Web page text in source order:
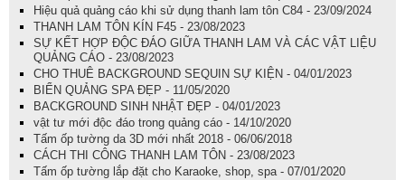
Hiệu quả quảng cáo khi sử dụng thanh lam tôn C84 - 23/09/2024
THANH LAM TÔN KÍN F45 - 23/08/2023
SỰ KẾT HỢP ĐỘC ĐÁO GIỮA THANH LAM VÀ CÁC VẬT LIỆU
QUẢNG CÁO - 23/08/2023
CHO THUÊ BACKGROUND SEQUIN SỰ KIỆN - 04/01/2023
BIỂN QUẢNG SPA ĐẸP - 11/05/2020
BACKGROUND SINH NHẬT ĐẸP - 04/01/2023
vật tư mới độc đáo trong quảng cáo - 14/10/2020
Tấm ốp tường da 3D mới nhất 2018 - 06/06/2018
CÁCH THI CÔNG THANH LAM TÔN - 23/08/2023
Tấm ốp tường lắp đặt cho Karaoke, shop, spa - 07/01/2020